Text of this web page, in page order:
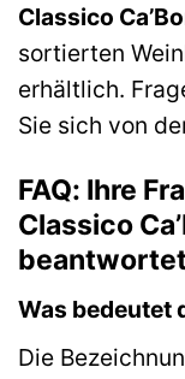
Classico
sortierten
erhältlich.
Sie sich von
FAQ: Ihre
Classico
beantwortet
Was bedeutet
Die